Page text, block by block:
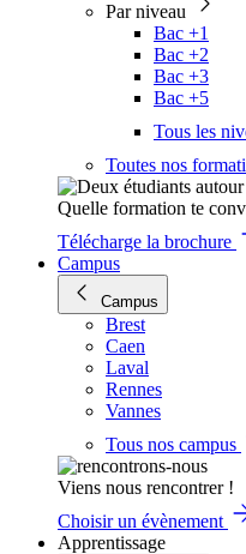
Par niveau
Bac +1
Bac +2
Bac +3
Bac +5
Tous les
Toutes nos
Quelle formation te
Télécharge la brochure
Campus
Campus
Brest
Caen
Laval
Rennes
Vannes
Tous nos campus
Viens nous rencontrer !
Choisir un évènement
Apprentissage